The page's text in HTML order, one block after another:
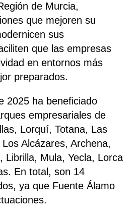
de Murcia,
que mejoren su
sus
que las empresas
en entornos más
preparados.
2025 ha beneficiado
empresariales de
Lorquí, Totana, Las
Alcázares, Archena,
Librilla, Mula, Yecla, Lorca
En total, son 14
ya que Fuente Álamo